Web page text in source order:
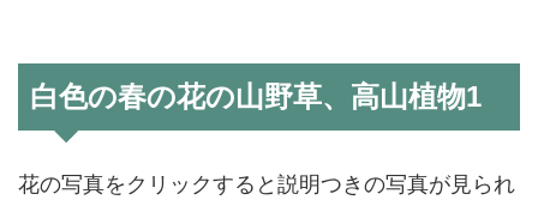
白色の春の花の山野草、高山植物1
花の写真をクリックすると説明つきの写真が見られ